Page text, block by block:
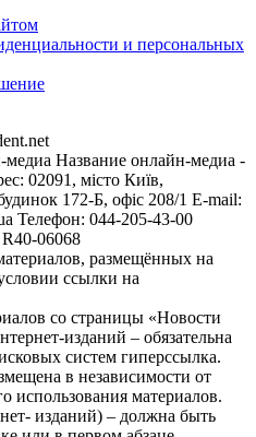
и персональных
медиа Название онлайн-медиа -
02091, місто Київ,
172-Б, офіс 208/1 E-mail:
Телефон: 044-205-43-00
06068
размещённых на
ссылки на
со страницы «Новости
изданий – обязательна
систем гиперссылка.
в независимости от
использования материалов.
изданий) – должна быть